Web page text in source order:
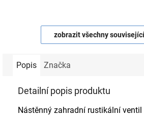
zobrazit všechny
Popis Značka
Detailní popis produktu
Nástěnný zahradní rustikální